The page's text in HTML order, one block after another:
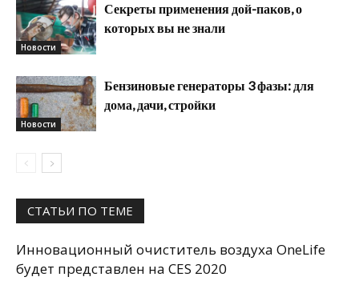
Новости
Секреты применения дой-паков, о
которых вы не знали
Новости
Бензиновые генераторы 3 фазы: для
дома, дачи, стройки
СТАТЬИ ПО ТЕМЕ
Инновационный очиститель воздуха OneLife
будет представлен на CES 2020